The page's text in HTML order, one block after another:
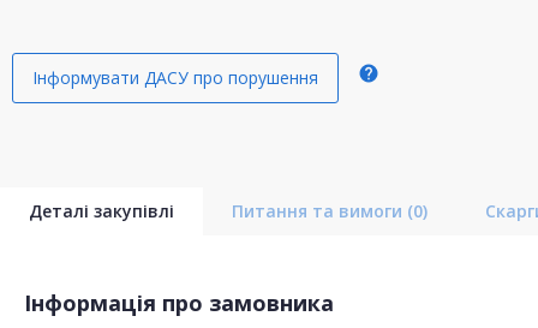
Інформувати ДАСУ про порушення help
Деталі закупівлі Питання та вимоги (0)
Інформація про замовника